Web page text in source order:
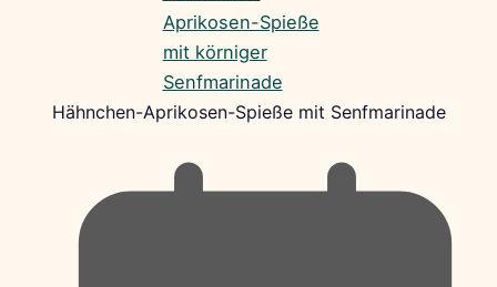
Hähnchen-Aprikosen-Spieße mit Senfmarinade